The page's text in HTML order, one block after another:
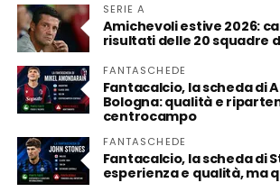
SERIE A
Amichevoli estive 2026:
risultati delle 20 squadre
FANTASCHEDE
Fantacalcio, la scheda di
Bologna: qualità e
centrocampo
FANTASCHEDE
Fantacalcio, la scheda di
esperienza e qualità, ma